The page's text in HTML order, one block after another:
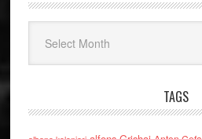
TAGS